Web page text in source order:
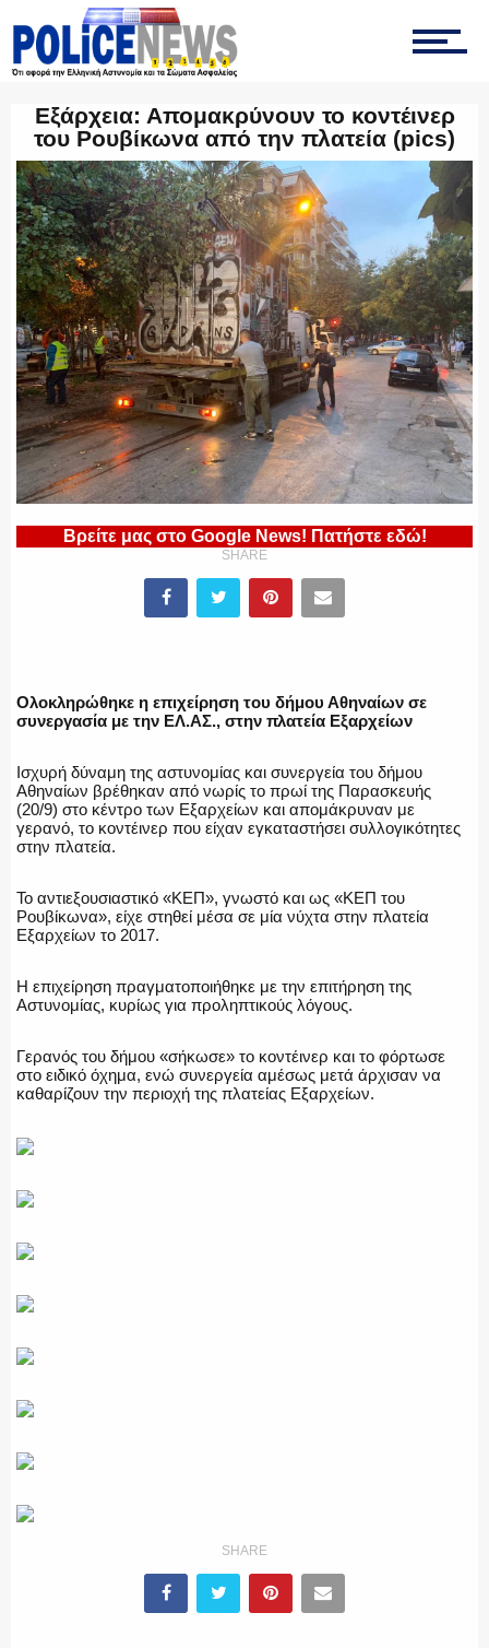
ΟΠΚΕ
ΟΜΑΔΑ “Ζ”
ΕΚΑΜ
ΥΑΤ/ΥΜΕΤ
ΕΛΛΗΝΙΚΗ ΑΣΤΥΝΟΜΙΑ
ΕΝΟΠΛΕΣ ΔΥΝΑΜΕΙΣ
ΕΚΑΒ
ΑΣΤΥΝΟΜΙΚΟ ΡΕΠΟΡΤΑΖ
Εξάρχεια: Απομακρύνουν το κοντέινερ
του Ρουβίκωνα από την πλατεία (pics)
Βρείτε μας στο Google News! Πατήστε εδώ!
SHARE
Ολοκληρώθηκε η επιχείρηση του δήμου Αθηναίων σε
συνεργασία με την ΕΛ.ΑΣ., στην πλατεία Εξαρχείων
Ισχυρή δύναμη της αστυνομίας και συνεργεία του δήμου
Αθηναίων βρέθηκαν από νωρίς το πρωί της Παρασκευής
(20/9) στο κέντρο των Εξαρχείων και απομάκρυναν με
γερανό, το κοντέινερ που είχαν εγκαταστήσει συλλογικότητες
στην πλατεία.
Το αντιεξουσιαστικό «ΚΕΠ», γνωστό και ως «ΚΕΠ του
Ρουβίκωνα», είχε στηθεί μέσα σε μία νύχτα στην πλατεία
Εξαρχείων το 2017.
Η επιχείρηση πραγματοποιήθηκε με την επιτήρηση της
Αστυνομίας, κυρίως για προληπτικούς λόγους.
Γερανός του δήμου «σήκωσε» το κοντέινερ και το φόρτωσε
στο ειδικό όχημα, ενώ συνεργεία αμέσως μετά άρχισαν να
καθαρίζουν την περιοχή της πλατείας Εξαρχείων.
SHARE